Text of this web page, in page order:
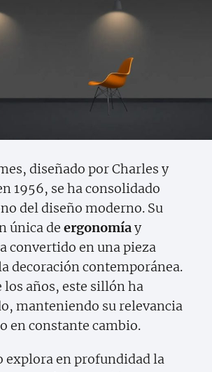
diseñado por Charles y
1956, se ha consolidado
del diseño moderno. Su
única de ergonomíay
convertido en una pieza
decoración contemporánea.
los años, este sillón ha
manteniendo su relevancia
en constante cambio.
explora en profundidad la